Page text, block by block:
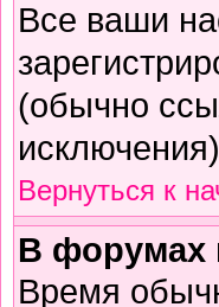
Все ваши
(обычно
Вернуться к
В форумах
Время